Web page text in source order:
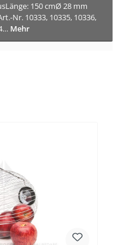
150 cmØ 28 mm
Nr. 10333, 10335, 10336,
Mehr